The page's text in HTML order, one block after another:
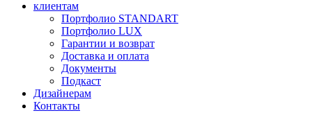
клиентам
Портфолио STANDART
Портфолио LUX
Гарантии и возврат
Доставка и оплата
Документы
Подкаст
Дизайнерам
Контакты